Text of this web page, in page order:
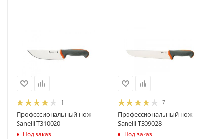
1
Профессиональный нож
Sanelli T310020
Под заказ
7
Профессиональный нож
Sanelli T309028
Под заказ